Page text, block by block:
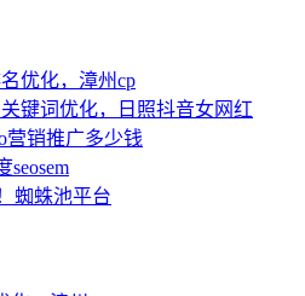
优化，漳州cp
键词优化，日照抖音女网红
营销推广多少钱
seosem
蜘蛛池平台